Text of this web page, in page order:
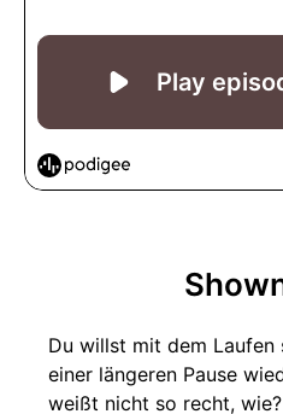
Du willst mit dem Laufen
einer längeren Pause
weißt nicht so recht,